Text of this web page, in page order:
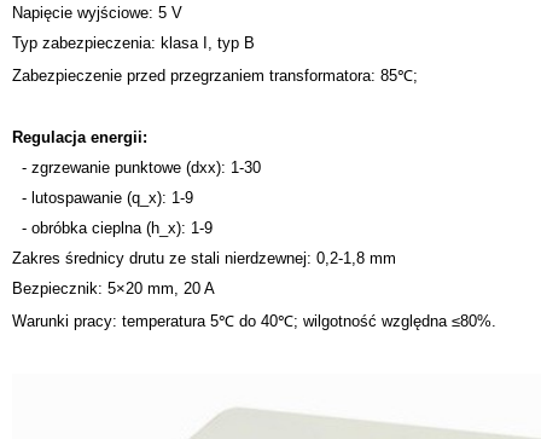
Napięcie wyjściowe: 5 V
Typ zabezpieczenia: klasa I, typ B
Zabezpieczenie przed przegrzaniem transformatora: 85℃;
Regulacja energii:
- zgrzewanie punktowe (dxx): 1-30
- lutospawanie (q_x): 1-9
- obróbka cieplna (h_x): 1-9
Zakres średnicy drutu ze stali nierdzewnej: 0,2-1,8 mm
Bezpiecznik: 5×20 mm, 20 A
Warunki pracy: temperatura 5℃ do 40℃; wilgotność względna ≤80%.